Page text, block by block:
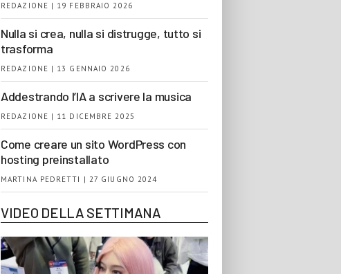
REDAZIONE | 19 FEBBRAIO 2026
Nulla si crea, nulla si distrugge, tutto si
trasforma
REDAZIONE | 13 GENNAIO 2026
Addestrando l’IA a scrivere la musica
REDAZIONE | 11 DICEMBRE 2025
Come creare un sito WordPress con
hosting preinstallato
MARTINA PEDRETTI | 27 GIUGNO 2024
VIDEO DELLA SETTIMANA